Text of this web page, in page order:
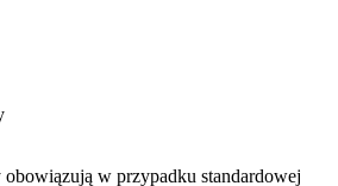
w przypadku standardowej